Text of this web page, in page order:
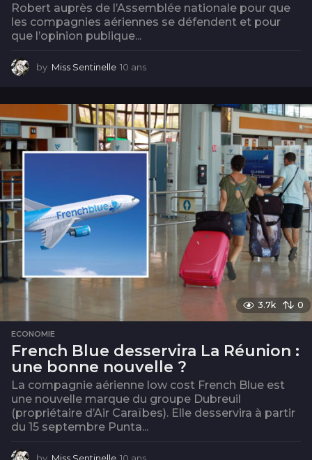
Robert auprès de l’Assemblée nationale pour que
les compagnies aériennes se défendent et pour
que l’opinion publique...
by Miss Sentinelle 10 ans
n
s
3.7k 0
ECONOMIE
French Blue desservira La Réunion :
une bonne nouvelle ?
La compagnie aérienne low cost French Blue est
une nouvelle marque du groupe Dubreuil
(propriétaire d’Air Caraïbes). Elle desservira à partir
du 15 septembre Punta...